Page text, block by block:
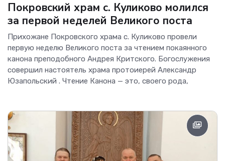
Покровский храм с. Куликово молился
за первой неделей Великого поста
Прихожане Покровского храма с. Куликово провели
первую неделю Великого поста за чтением покаянного
канона преподобного Андрея Критского. Богослужения
совершил настоятель храма протоиерей Александр
Юзапольский . Чтение Канона — это, своего рода,